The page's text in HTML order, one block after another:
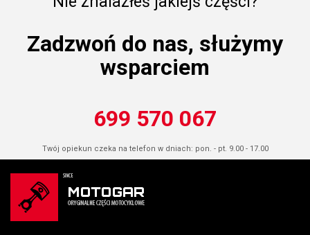
Zadzwoń do nas, służymy
wsparciem
699 570 067
Twój opiekun czeka na telefon w dniach: pon. - pt. 9.00 - 17.00